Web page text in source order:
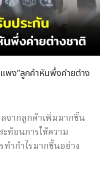
พง”ลูกค้าหันพึ่งค่ายต่าง
จากลูกค้าเพิ่มมากขึ้น
ท้อนการให้ความ
ำกำไรมากขึ้นอย่าง